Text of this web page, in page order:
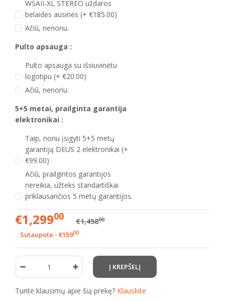
WSAII-XL STEREO uždaros
belaidės ausinės (+ €185.00)
Ačiū, nenoriu.
Pulto apsauga :
Pulto apsauga su išsiuvinėtu
logotipu (+ €20.00)
Ačiū, nenoriu.
5+5 metai, prailginta garantija
elektronikai :
Taip, noriu įsigyti 5+5 metų
garantiją DEUS 2 elektronikai (+
€99.00)
Ačiū, prailgintos garantijos
nereikia, užteks standartiškai
priklausančios 5 metų garantijos.
€1,29900 €1,45800
Sutaupote - €15900
Turite klausimų apie šią prekę? Klauskite